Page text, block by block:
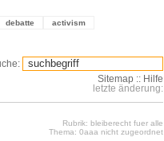
debatte activism
Sitemap :: Hilfe
letzte änderung:
Rubrik: bleiberecht fuer alle
Thema: 0aaa nicht zugeordnet